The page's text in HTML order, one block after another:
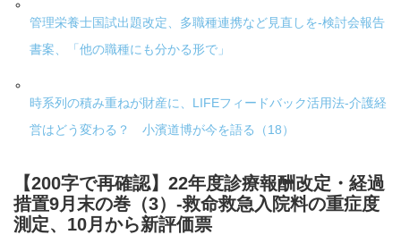
管理栄養士国試出題改定、多職種連携など見直しを-検討会報告
書案、「他の職種にも分かる形で」
時系列の積み重ねが財産に、LIFEフィードバック活用法-介護経
営はどう変わる？ 小濱道博が今を語る（18）
【200字で再確認】22年度診療報酬改定・経過
措置9月末の巻（3）-救命救急入院料の重症度
測定、10月から新評価票